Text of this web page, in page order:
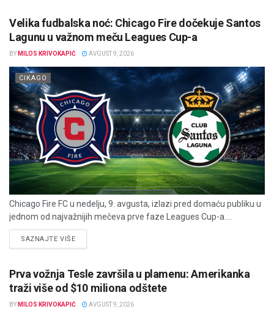
Velika fudbalska noć: Chicago Fire dočekuje Santos
Lagunu u važnom meču Leagues Cup-a
BY MILOS KRIVOKAPIĆ AVGUST 9, 2026
CIKAGO
Chicago Fire FC u nedelju, 9. avgusta, izlazi pred domaću publiku u
jednom od najvažnijih mečeva prve faze Leagues Cup-a....
SAZNAJTE VIŠEDETAILS
Prva vožnja Tesle završila u plamenu: Amerikanka
traži više od $10 miliona odštete
BY MILOS KRIVOKAPIĆ AVGUST 9, 2026